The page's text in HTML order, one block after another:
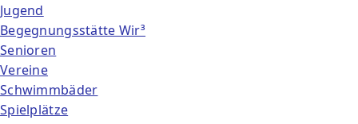
Jugend
Begegnungsstätte Wir³
Senioren
Vereine
Schwimmbäder
Spielplätze